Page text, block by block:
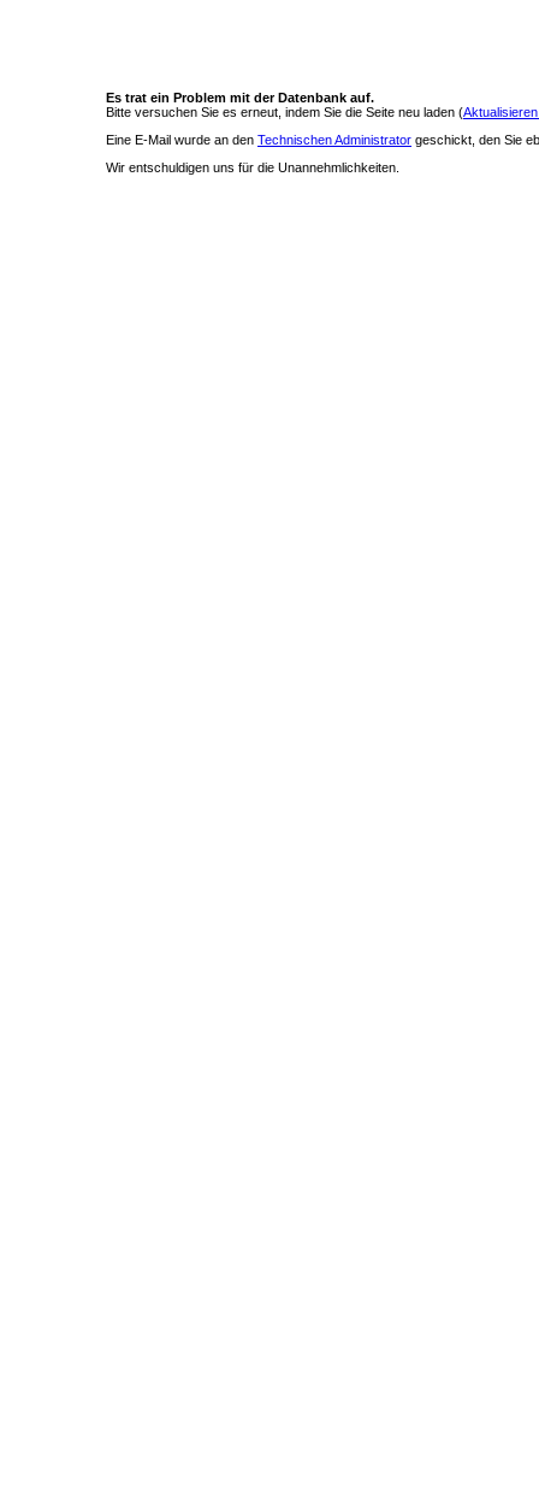
Es trat ein Problem mit der Datenbank auf.
Bitte versuchen Sie es erneut, indem Sie die Seite neu laden (
Eine E-Mail wurde an den Technischen Administrator geschickt, den Sie
Wir entschuldigen uns für die Unannehmlichkeiten.